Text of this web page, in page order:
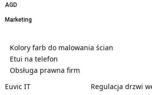
AGD
Marketing
Kolory farb do malowania ścian
Etui na telefon
Obsługa prawna firm
Euvic IT
Regulacja drzwi